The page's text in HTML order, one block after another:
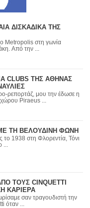
ΔΙΣΚΑΔΙΚΑ ΤΗΣ
Metropolis στη γωνία
Πανεπιστημίου και Εμμ. Μπενάκη. Από την ...
CLUBS ΤΗΣ ΑΘΗΝΑΣ
ρεπορτάζ, μου την έδωσε η
Piraeus ...
ΤΗ ΒΕΛΟΥΔΙΝΗ ΦΩΝΗ
το 1938 στη Φλορεντία, Τόνι
...
ΤΟΥΣ CINQUETTI
ΚΑΡΙΕΡΑ
όταν ...